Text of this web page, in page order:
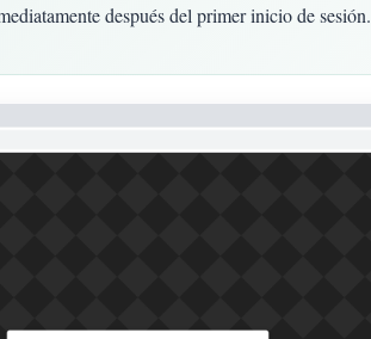
después del primer inicio de sesión.